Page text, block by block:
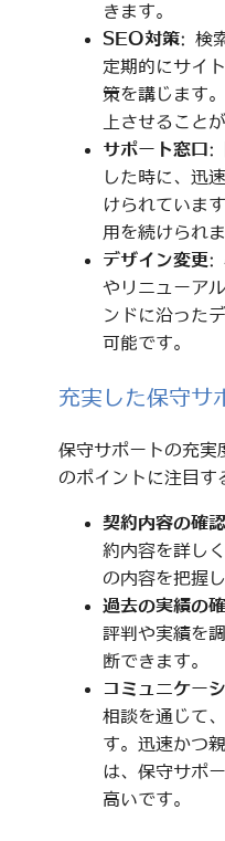
きます。
SEO対策: 検
定期的にサイ
策を講じます
上させること
サポート窓口 :
した時に、迅
けられていま
用を続けられま
デザイン変更:
やリニューア
ンドに沿った
可能です。
充実した保守サ
保守サポートの充実
のポイントに注目す
契約内容の確認
約内容を詳し
の内容を把握し
過去の実績の
評判や実績を
断できます。
コミュニケー
相談を通じて
す。迅速かつ
は、保守サポ
高いです。